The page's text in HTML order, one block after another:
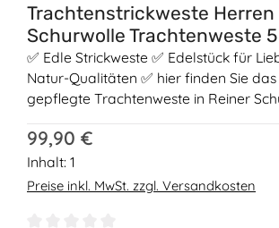
Trachtenstrickweste Herren
Schurwolle Trachtenweste
✅ Edle Strickweste ✅ Edelstück für
Natur-Qualitäten ✅ hier finden Sie das
gepflegte Trachtenweste in Reiner
Regulärer Preis:
99,90 €
Inhalt: 1
Preise inkl. MwSt. zzgl. Versandkosten